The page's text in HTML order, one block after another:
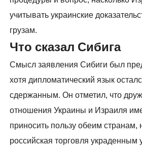
учитывать украинские
грузам.
Что сказал Сибига
Смысл заявления Сибиги был
хотя дипломатический язык
сдержанным. Он отметил, что
отношения Украины и Израиля
приносить пользу обеим странам,
российская торговля украденным